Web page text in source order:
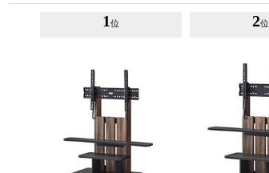
1 位 2位